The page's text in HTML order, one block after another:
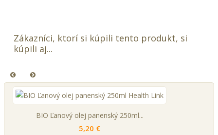
Zákazníci, ktorí si kúpili tento produkt, si
kúpili aj...
BIO Ľanový olej panenský 250ml...
5,20 €